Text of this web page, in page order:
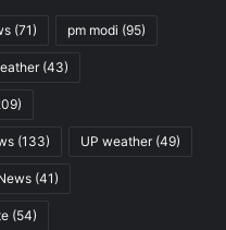
(71) pm modi (95)
(43)
(133) UP weather(49)
(41)
(54)